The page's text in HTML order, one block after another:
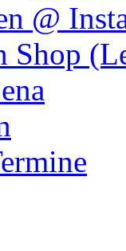
@
Shop